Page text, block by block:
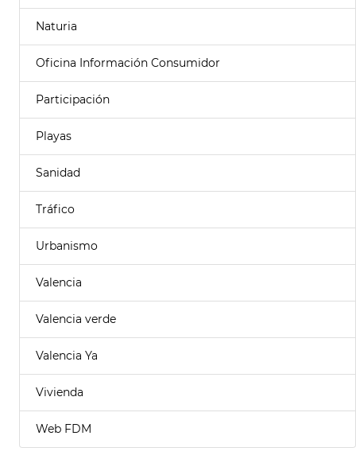
Naturia
Oficina Información Consumidor
Participación
Playas
Sanidad
Tráfico
Urbanismo
Valencia
Valencia verde
Valencia Ya
Vivienda
Web FDM